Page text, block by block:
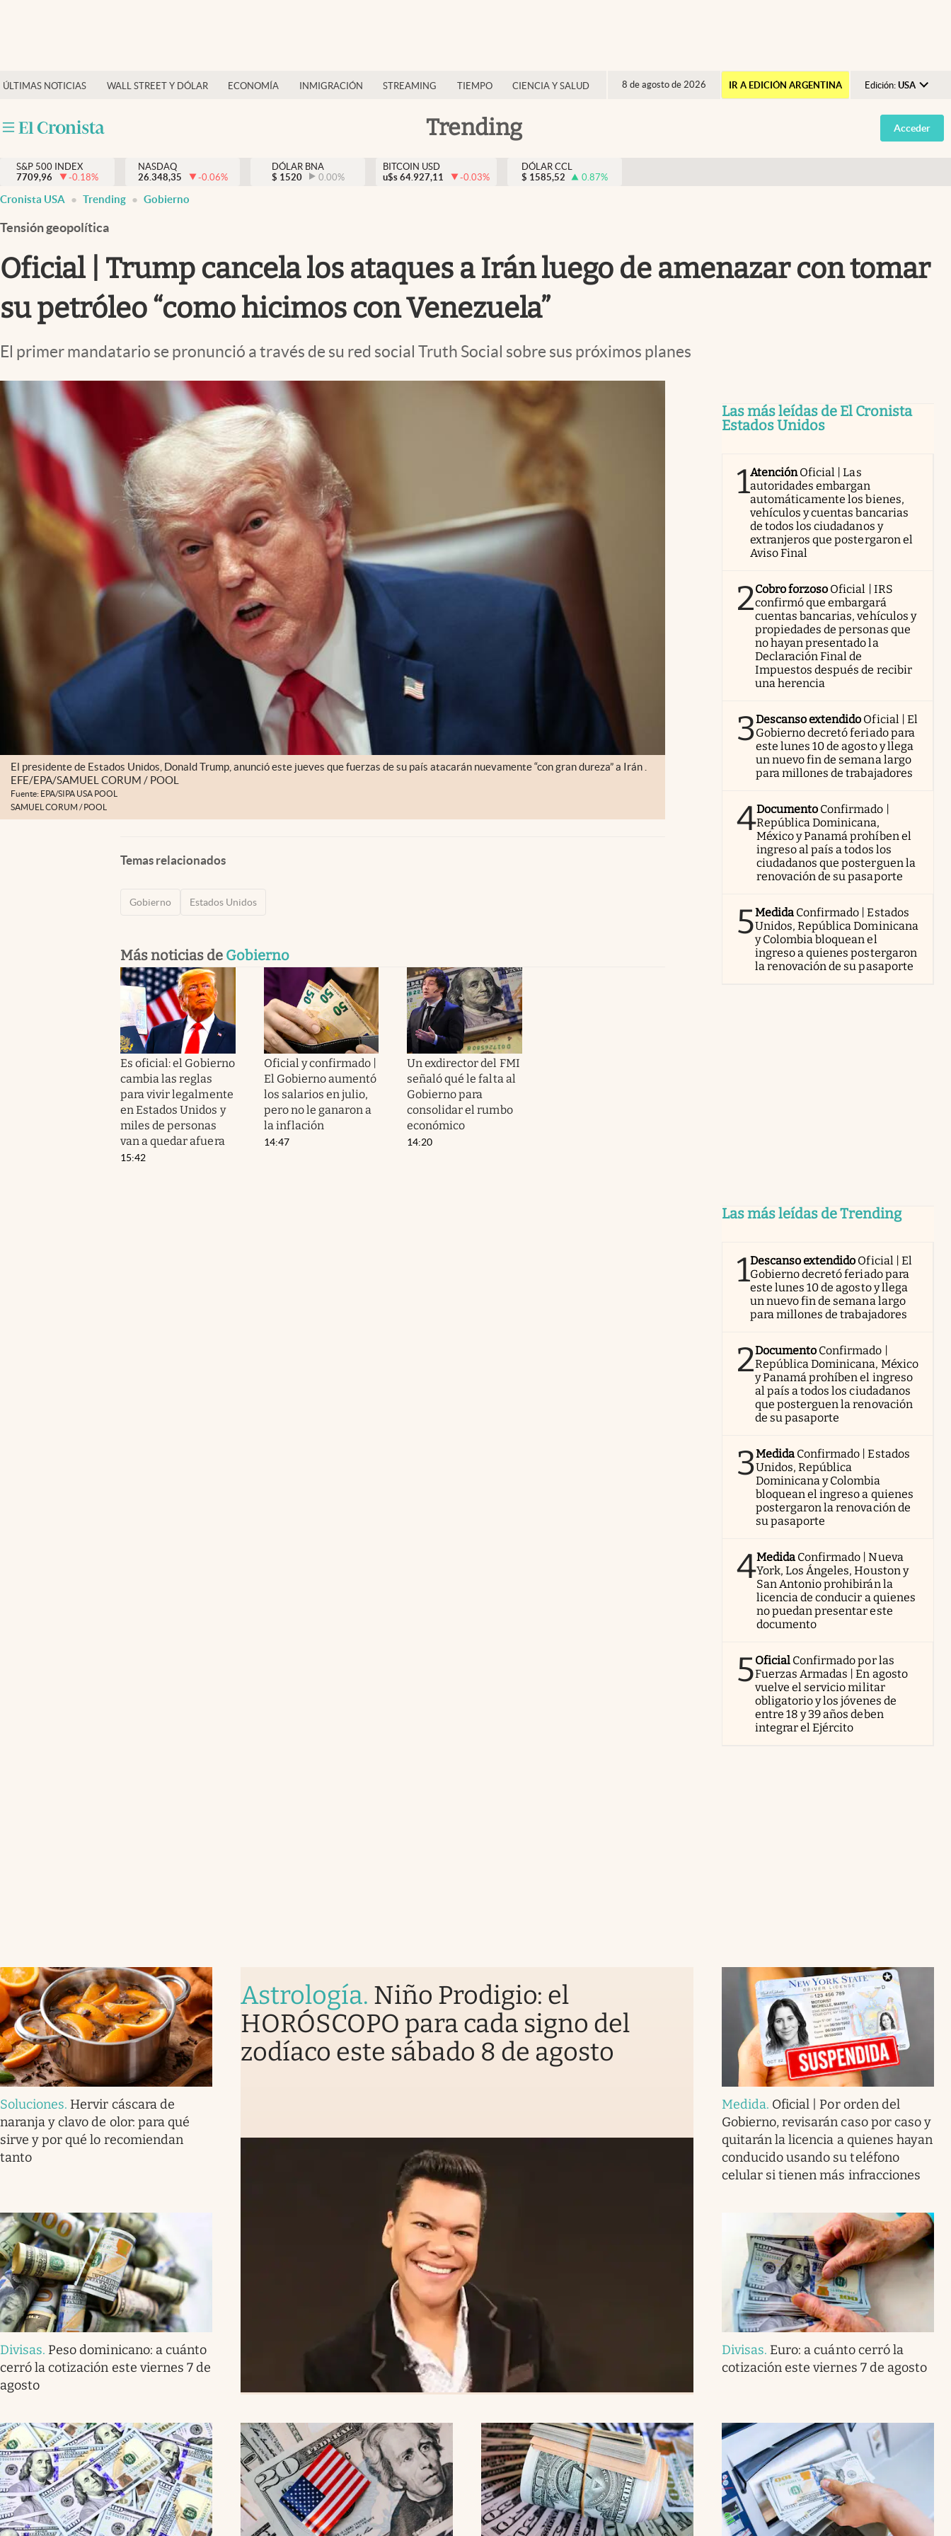
ÚLTIMAS NOTICIAS WALL STREET Y DÓLAR ECONOMÍA INMIGRACIÓN STREAMING TIEMPO CIENCIA Y SALUD 8 de agosto de 2026 IR A EDICIÓN ARGENTINA Edición: USA
Argentina
España
Trending
Finanzas y economía
Inmigración
Trending
Streaming
Acceder
S&P 500 INDEX
7709,96
-0.18%
NASDAQ
26.348,35
-0.06%
DÓLAR BNA
$ 1520 0.00%
BITCOIN USD
u$s 64.927,11 -0.03%
DÓLAR CCL
$ 1585,52 0.87%
Cronista USA Trending Gobierno
Tensión geopolítica
Oficial | Trump cancela los ataques a Irán luego de amenazar con tomar
su petróleo “como hicimos con Venezuela”
El primer mandatario se pronunció a través de su red social Truth Social sobre sus próximos planes
El presidente de Estados Unidos, Donald Trump, anunció este jueves que fuerzas de su país atacarán nuevamente “con gran dureza” a Irán .
EFE/EPA/SAMUEL CORUM / POOL
Fuente: EPA/SIPA USA POOL
SAMUEL CORUM / POOL
Temas relacionados
Gobierno Estados Unidos
Más noticias de Gobierno
Es oficial: el Gobierno
cambia las reglas
para vivir legalmente
en Estados Unidos y
miles de personas
van a quedar afuera
15:42
Oficial y confirmado |
El Gobierno aumentó
los salarios en julio,
pero no le ganaron a
la inflación
14:47
Un exdirector del FMI
señaló qué le falta al
Gobierno para
consolidar el rumbo
económico
14:20
Las más leídas de El Cronista
Estados Unidos
1AtenciónOficial | Las
autoridades embargan
automáticamente los bienes,
vehículos y cuentas bancarias
de todos los ciudadanos y
extranjeros que postergaron el
Aviso Final
2Cobro forzoso Oficial | IRS
confirmó que embargará
cuentas bancarias, vehículos y
propiedades de personas que
no hayan presentado la
Declaración Final de
Impuestos después de recibir
una herencia
3Descanso extendido Oficial | El
Gobierno decretó feriado para
este lunes 10 de agosto y llega
un nuevo fin de semana largo
para millones de trabajadores
4Documento Confirmado |
República Dominicana,
México y Panamá prohíben el
ingreso al país a todos los
ciudadanos que posterguen la
renovación de su pasaporte
5Medida Confirmado | Estados
Unidos, República Dominicana
y Colombia bloquean el
ingreso a quienes postergaron
la renovación de su pasaporte
Las más leídas de Trending
1Descanso extendido Oficial | El
Gobierno decretó feriado para
este lunes 10 de agosto y llega
un nuevo fin de semana largo
para millones de trabajadores
2Documento Confirmado |
República Dominicana, México
y Panamá prohíben el ingreso
al país a todos los ciudadanos
que posterguen la renovación
de su pasaporte
3Medida Confirmado | Estados
Unidos, República
Dominicana y Colombia
bloquean el ingreso a quienes
postergaron la renovación de
su pasaporte
4Medida Confirmado | Nueva
York, Los Ángeles, Houston y
San Antonio prohibirán la
licencia de conducir a quienes
no puedan presentar este
documento
5Oficial Confirmado por las
Fuerzas Armadas | En agosto
vuelve el servicio militar
obligatorio y los jóvenes de
entre 18 y 39 años deben
integrar el Ejército
Soluciones. Hervir cáscara de
naranja y clavo de olor: para qué
sirve y por qué lo recomiendan
tanto
Astrología. Niño Prodigio: el
HORÓSCOPO para cada signo del
zodíaco este sábado 8 de agosto
Medida. Oficial | Por orden del
Gobierno, revisarán caso por caso y
quitarán la licencia a quienes hayan
conducido usando su teléfono
celular si tienen más infracciones
Divisas. Peso dominicano: a cuánto
cerró la cotización este viernes 7 de
agosto
Divisas. Euro: a cuánto cerró la
cotización este viernes 7 de agosto